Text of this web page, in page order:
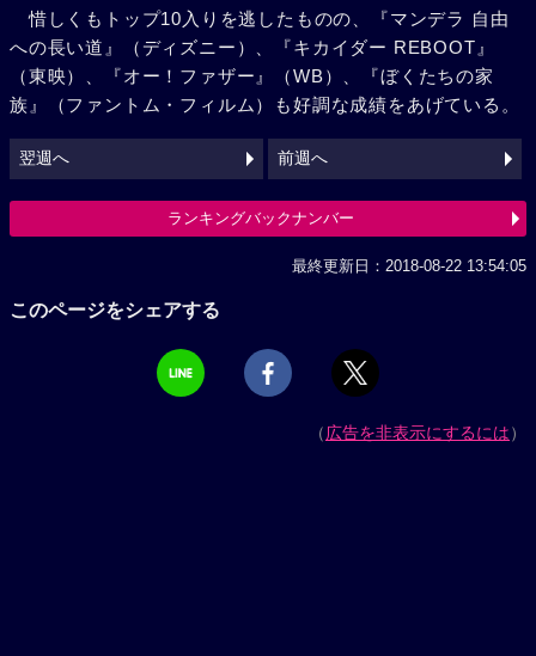
惜しくもトップ10入りを逃したものの、『マンデラ 自由
への長い道』（ディズニー）、『キカイダー REBOOT』
（東映）、『オー！ファザー』（WB）、『ぼくたちの家
族』（ファントム・フィルム）も好調な成績をあげている。
翌週へ 前週へ
ランキングバックナンバー
最終更新日：2018-08-22 13:54:05
このページをシェアする
（広告を非表示にするには）